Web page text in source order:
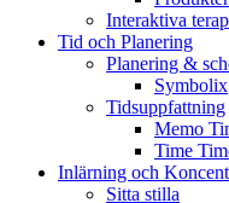
Interaktiva
Tid och Planering
Planering &
Symbolix
Tidsuppfattning
Memo
Time
Inlärning och
Sitta stilla